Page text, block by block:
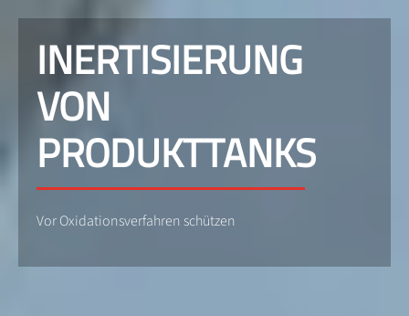
INERTISIERUNG
VON
PRODUKTTANKS
Vor Oxidationsverfahren schützen